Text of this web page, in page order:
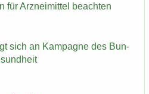
für Arz­nei­mit­tel be­ach­ten
sich an Kam­pa­gne des Bun­